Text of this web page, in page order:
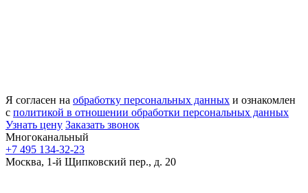
Я согласен на обработку персональных данных и ознакомлен
с политикой в отношении обработки персональных данных
Узнать цену Заказать звонок
Многоканальный
+7 495 134-32-23
Москва, 1-й Щипковский пер., д. 20